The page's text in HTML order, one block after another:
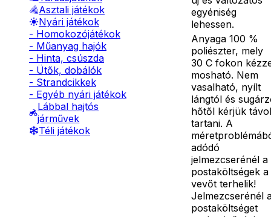
Asztali játékok
Nyári játékok
- Homokozójátékok
- Műanyag hajók
- Hinta, csúszda
- Ütők, dobálók
- Strandcikkek
- Egyéb nyári játékok
Lábbal hajtós
járművek
Téli játékok
egyéniség
lehessen.
Anyaga 100 %
poliészter, mely
30 C fokon
mosható. Nem
vasalható, nyílt
lángtól és
hőtől kérjük távol
tartani. A
adódó
jelmezcserénél a
postaköltségek a
vevőt terhelik!
Jelmezcserénél
postaköltséget